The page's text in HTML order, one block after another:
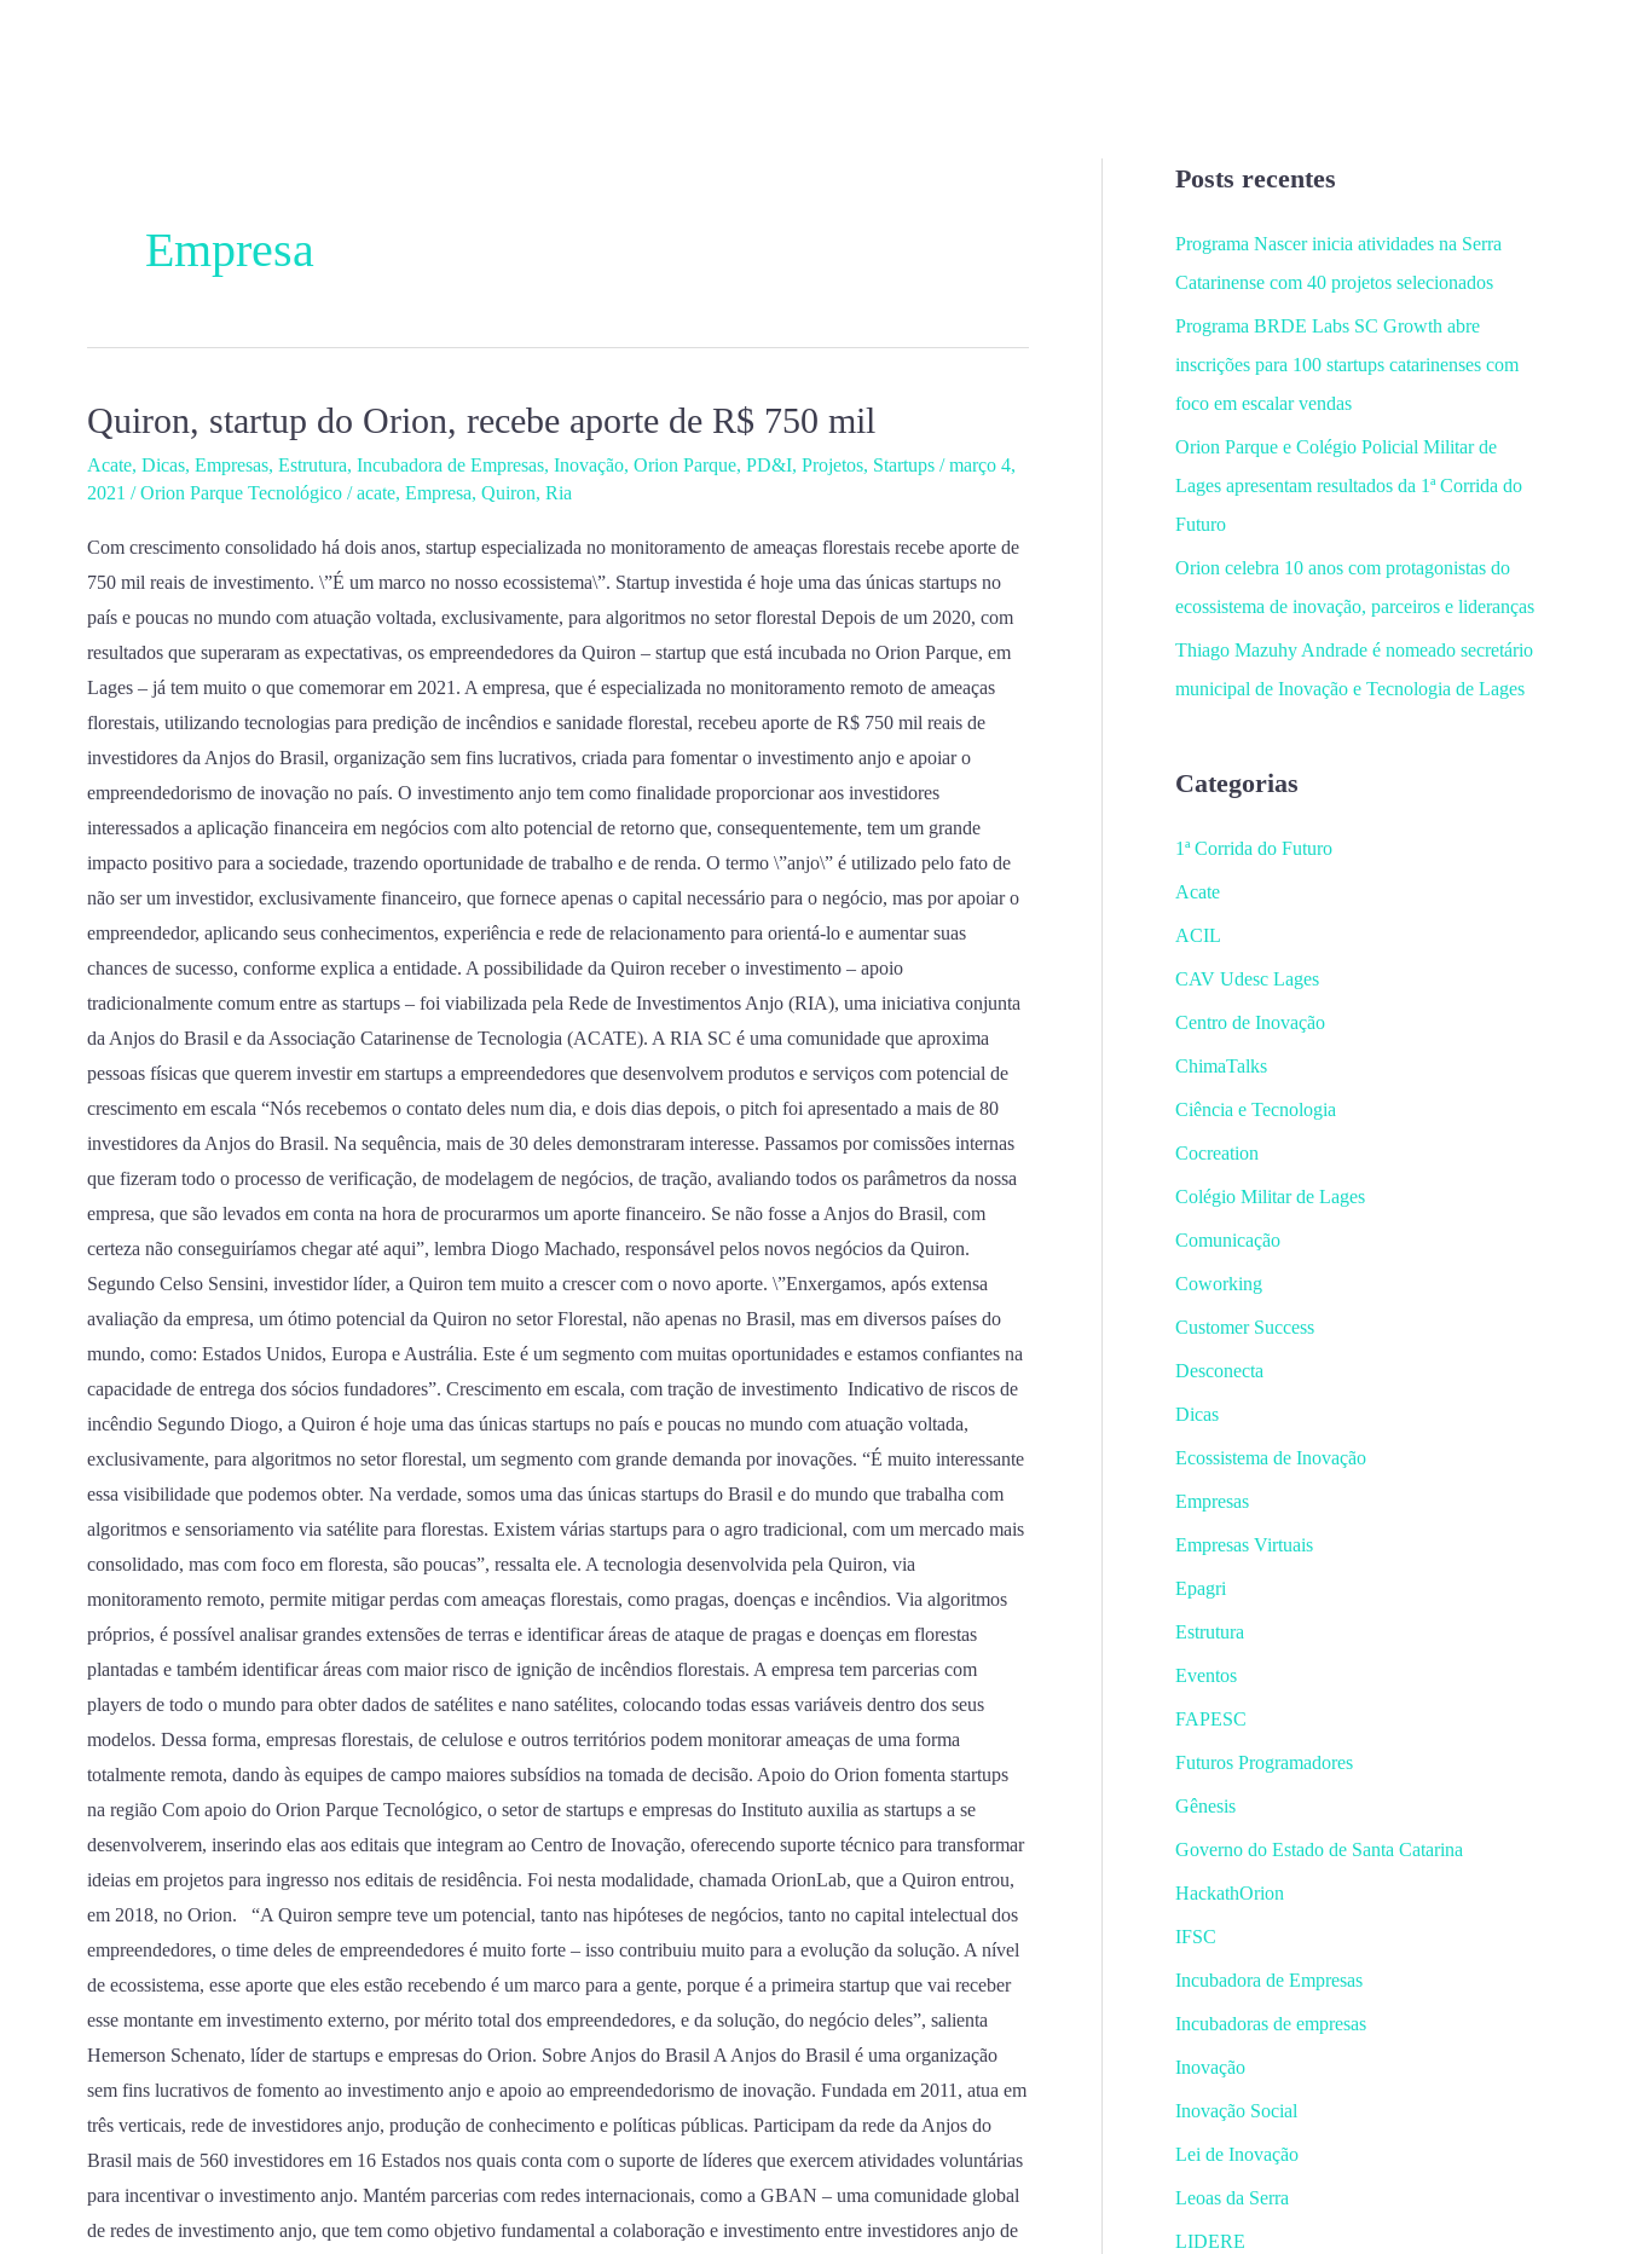
Empresa
Quiron, startup do Orion, recebe aporte de R$ 750 mil
Acate, Dicas, Empresas, Estrutura, Incubadora de Empresas, Inovação, Orion Parque, PD&I, Projetos, Startups /março 4,
2021 /Orion Parque Tecnológico /acate, Empresa, Quiron, Ria
Com crescimento consolidado há dois anos, startup especializada no monitoramento de ameaças florestais recebe aporte de
750 mil reais de investimento. \”É um marco no nosso ecossistema\”. Startup investida é hoje uma das únicas startups no
país e poucas no mundo com atuação voltada, exclusivamente, para algoritmos no setor florestal Depois de um 2020, com
resultados que superaram as expectativas, os empreendedores da Quiron – startup que está incubada no Orion Parque, em
Lages – já tem muito o que comemorar em 2021. A empresa, que é especializada no monitoramento remoto de ameaças
florestais, utilizando tecnologias para predição de incêndios e sanidade florestal, recebeu aporte de R$ 750 mil reais de
investidores da Anjos do Brasil, organização sem fins lucrativos, criada para fomentar o investimento anjo e apoiar o
empreendedorismo de inovação no país. O investimento anjo tem como finalidade proporcionar aos investidores
interessados a aplicação financeira em negócios com alto potencial de retorno que, consequentemente, tem um grande
impacto positivo para a sociedade, trazendo oportunidade de trabalho e de renda. O termo \”anjo\” é utilizado pelo fato de
não ser um investidor, exclusivamente financeiro, que fornece apenas o capital necessário para o negócio, mas por apoiar o
empreendedor, aplicando seus conhecimentos, experiência e rede de relacionamento para orientá-lo e aumentar suas
chances de sucesso, conforme explica a entidade. A possibilidade da Quiron receber o investimento – apoio
tradicionalmente comum entre as startups – foi viabilizada pela Rede de Investimentos Anjo (RIA), uma iniciativa conjunta
da Anjos do Brasil e da Associação Catarinense de Tecnologia (ACATE). A RIA SC é uma comunidade que aproxima
pessoas físicas que querem investir em startups a empreendedores que desenvolvem produtos e serviços com potencial de
crescimento em escala “Nós recebemos o contato deles num dia, e dois dias depois, o pitch foi apresentado a mais de 80
investidores da Anjos do Brasil. Na sequência, mais de 30 deles demonstraram interesse. Passamos por comissões internas
que fizeram todo o processo de verificação, de modelagem de negócios, de tração, avaliando todos os parâmetros da nossa
empresa, que são levados em conta na hora de procurarmos um aporte financeiro. Se não fosse a Anjos do Brasil, com
certeza não conseguiríamos chegar até aqui”, lembra Diogo Machado, responsável pelos novos negócios da Quiron.
Segundo Celso Sensini, investidor líder, a Quiron tem muito a crescer com o novo aporte. \”Enxergamos, após extensa
avaliação da empresa, um ótimo potencial da Quiron no setor Florestal, não apenas no Brasil, mas em diversos países do
mundo, como: Estados Unidos, Europa e Austrália. Este é um segmento com muitas oportunidades e estamos confiantes na
capacidade de entrega dos sócios fundadores”. Crescimento em escala, com tração de investimento Indicativo de riscos de
incêndio Segundo Diogo, a Quiron é hoje uma das únicas startups no país e poucas no mundo com atuação voltada,
exclusivamente, para algoritmos no setor florestal, um segmento com grande demanda por inovações. “É muito interessante
essa visibilidade que podemos obter. Na verdade, somos uma das únicas startups do Brasil e do mundo que trabalha com
algoritmos e sensoriamento via satélite para florestas. Existem várias startups para o agro tradicional, com um mercado mais
consolidado, mas com foco em floresta, são poucas”, ressalta ele. A tecnologia desenvolvida pela Quiron, via
monitoramento remoto, permite mitigar perdas com ameaças florestais, como pragas, doenças e incêndios. Via algoritmos
próprios, é possível analisar grandes extensões de terras e identificar áreas de ataque de pragas e doenças em florestas
plantadas e também identificar áreas com maior risco de ignição de incêndios florestais. A empresa tem parcerias com
players de todo o mundo para obter dados de satélites e nano satélites, colocando todas essas variáveis dentro dos seus
modelos. Dessa forma, empresas florestais, de celulose e outros territórios podem monitorar ameaças de uma forma
totalmente remota, dando às equipes de campo maiores subsídios na tomada de decisão. Apoio do Orion fomenta startups
na região Com apoio do Orion Parque Tecnológico, o setor de startups e empresas do Instituto auxilia as startups a se
desenvolverem, inserindo elas aos editais que integram ao Centro de Inovação, oferecendo suporte técnico para transformar
ideias em projetos para ingresso nos editais de residência. Foi nesta modalidade, chamada OrionLab, que a Quiron entrou,
em 2018, no Orion. “A Quiron sempre teve um potencial, tanto nas hipóteses de negócios, tanto no capital intelectual dos
empreendedores, o time deles de empreendedores é muito forte – isso contribuiu muito para a evolução da solução. A nível
de ecossistema, esse aporte que eles estão recebendo é um marco para a gente, porque é a primeira startup que vai receber
esse montante em investimento externo, por mérito total dos empreendedores, e da solução, do negócio deles”, salienta
Hemerson Schenato, líder de startups e empresas do Orion. Sobre Anjos do Brasil A Anjos do Brasil é uma organização
sem fins lucrativos de fomento ao investimento anjo e apoio ao empreendedorismo de inovação. Fundada em 2011, atua em
três verticais, rede de investidores anjo, produção de conhecimento e políticas públicas. Participam da rede da Anjos do
Brasil mais de 560 investidores em 16 Estados nos quais conta com o suporte de líderes que exercem atividades voluntárias
para incentivar o investimento anjo. Mantém parcerias com redes internacionais, como a GBAN – uma comunidade global
de redes de investimento anjo, que tem como objetivo fundamental a colaboração e investimento entre investidores anjo de
Quiron,
do
recebe
aporte
de
R$
750
mil
Posts recentes
Programa Nascer inicia atividades na Serra
Catarinense com 40 projetos selecionados
Programa BRDE Labs SC Growth abre
inscrições para 100 startups catarinenses com
foco em escalar vendas
Orion Parque e Colégio Policial Militar de
Lages apresentam resultados da 1ª Corrida do
Futuro
Orion celebra 10 anos com protagonistas do
ecossistema de inovação, parceiros e lideranças
Thiago Mazuhy Andrade é nomeado secretário
municipal de Inovação e Tecnologia de Lages
Categorias
1ª Corrida do Futuro
Acate
ACIL
CAV Udesc Lages
Centro de Inovação
ChimaTalks
Ciência e Tecnologia
Cocreation
Colégio Militar de Lages
Comunicação
Coworking
Customer Success
Desconecta
Dicas
Ecossistema de Inovação
Empresas
Empresas Virtuais
Epagri
Estrutura
Eventos
FAPESC
Futuros Programadores
Gênesis
Governo do Estado de Santa Catarina
HackathOrion
IFSC
Incubadora de Empresas
Incubadoras de empresas
Inovação
Inovação Social
Lei de Inovação
Leoas da Serra
LIDERE